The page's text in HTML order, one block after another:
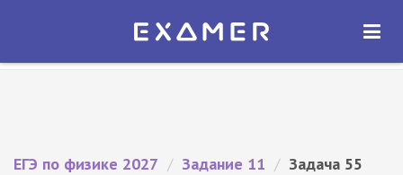
Экзамер — ЕГЭ 2027
ОТКРЫТЬ
ЕГЭ по физике 2027 / Задание 11 / Задача 55